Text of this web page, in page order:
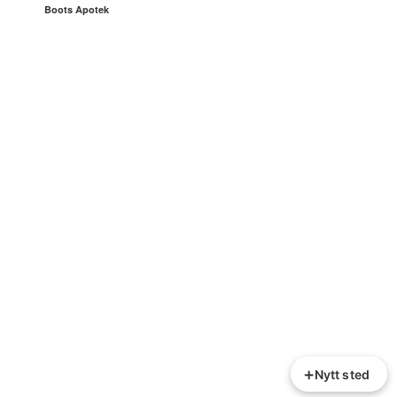
Boots Apotek
+Nytt sted